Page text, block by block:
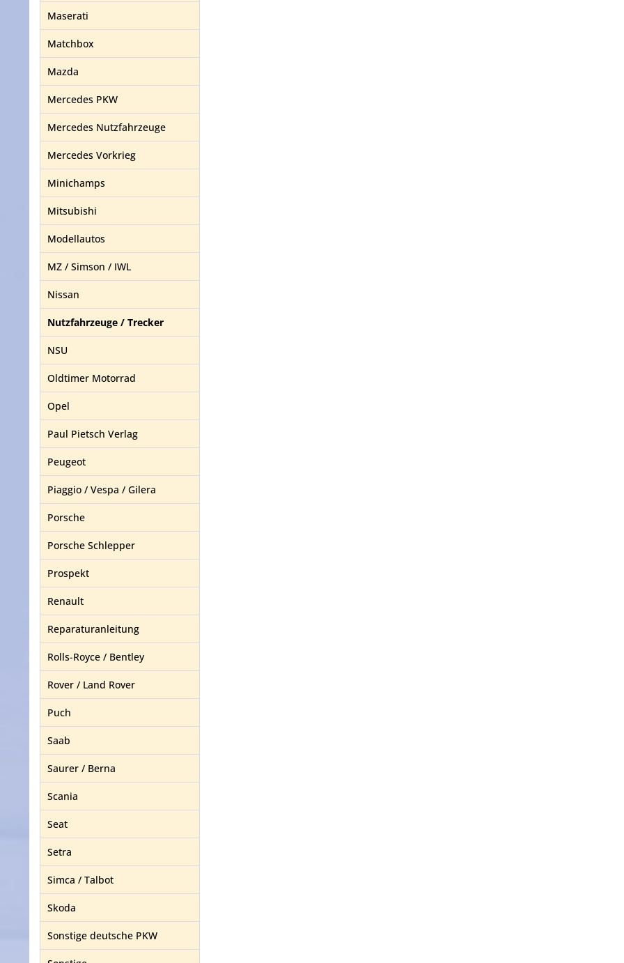
Maserati
Matchbox
Mazda
Mercedes PKW
Mercedes Nutzfahrzeuge
Mercedes Vorkrieg
Minichamps
Mitsubishi
Modellautos
MZ / Simson / IWL
Nissan
Nutzfahrzeuge / Trecker
NSU
Oldtimer Motorrad
Opel
Paul Pietsch Verlag
Peugeot
Piaggio / Vespa / Gilera
Porsche
Porsche Schlepper
Prospekt
Renault
Reparaturanleitung
Rolls-Royce / Bentley
Rover / Land Rover
Puch
Saab
Saurer / Berna
Scania
Seat
Setra
Simca / Talbot
Skoda
Sonstige deutsche PKW